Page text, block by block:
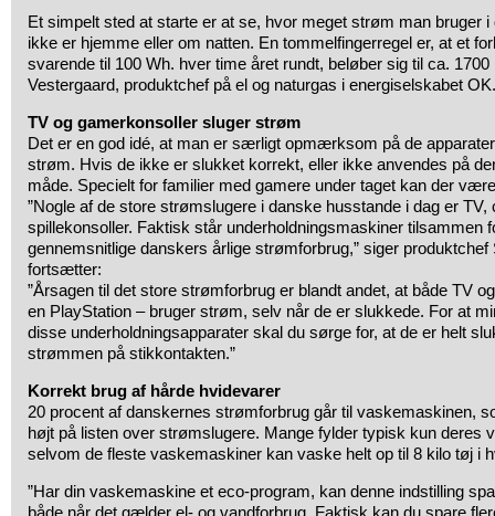
Et simpelt sted at starte er at se, hvor meget strøm man bruger
ikke er hjemme eller om natten. En tommelfingerregel er, at et
svarende til 100 Wh. hver time året rundt, beløber sig til ca. 1700
Vestergaard, produktchef på el og naturgas i energiselskabet OK.
TV og gamerkonsoller sluger strøm
Det er en god idé, at man er særligt opmærksom på de
strøm. Hvis de ikke er slukket korrekt, eller ikke anvendes på
måde. Specielt for familier med gamere under taget kan der
”Nogle af de store strømslugere i danske husstande i dag er TV,
spillekonsoller. Faktisk står underholdningsmaskiner tilsammen
gennemsnitlige danskers årlige strømforbrug,” siger produktchef
fortsætter:
”Årsagen til det store strømforbrug er blandt andet, at både TV
en PlayStation – bruger strøm, selv når de er slukkede. For at
disse underholdningsapparater skal du sørge for, at de er helt
strømmen på stikkontakten.”
Korrekt brug af hårde hvidevarer
20 procent af danskernes strømforbrug går til vaskemaskinen,
højt på listen over strømslugere. Mange fylder typisk kun deres
selvom de fleste vaskemaskiner kan vaske helt op til 8 kilo tøj i
”Har din vaskemaskine et eco-program, kan denne indstilling
både når det gælder el- og vandforbrug. Faktisk kan du spare